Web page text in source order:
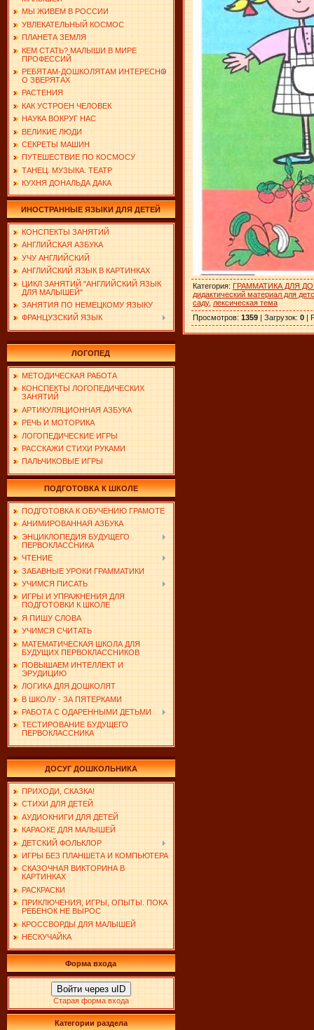
МЫ ЖИВЕМ В РОССИИ
УВЛЕКАТЕЛЬНЫЙ КОСМОС
ПЛАНЕТА ЗЕМЛЯ
КЕМ СТАТЬ? МАЛЫШИ В МИРЕ
ПРОФЕССИЙ
РЕБЯТАМ-ДОШКОЛЯТАМ ИНТЕРЕСНО
О ЗВЕРЯТАХ
РАСТЕНИЯ
КАК УСТРОЕН ЧЕЛОВЕК
НАУКА ВОКРУГ НАС
ВЕЛИКИЕ ЛЮДИ
СЕКРЕТЫ МАШИН
ПУТЕШЕСТВИЕ ПО КОСМОСУ
ТАНЕЦ. МУЗЫКА. ТЕАТР
КУХНЯ ДОНАЛЬДА ДАКА
ИНОСТРАННЫЕ ЯЗЫКИ ДЛЯ ДЕТЕЙ
КОНСПЕКТЫ ЗАНЯТИЙ
АНГЛИЙСКАЯ АЗБУКА
УЧУ АНГЛИЙСКИЙ
АНГЛИЙСКИЙ ЯЗЫК В КАРТИНКАХ
ЦИКЛ ЗАНЯТИЙ "АНГЛИЙСКИЙ ЯЗЫК
ДЛЯ МАЛЫШЕЙ"
ЗАНЯТИЯ ПО НЕМЕЦКОМУ ЯЗЫКУ
ФРАНЦУЗСКИЙ ЯЗЫК
ЛОГОПЕД
МЕТОДИЧЕСКАЯ РАБОТА
КОНСПЕКТЫ ЛОГОПЕДИЧЕСКИХ
ЗАНЯТИЙ
АРТИКУЛЯЦИОННАЯ АЗБУКА
РЕЧЬ И МОТОРИКА
ЛОГОПЕДИЧЕСКИЕ ИГРЫ
РАССКАЖИ СТИХИ РУКАМИ
ПАЛЬЧИКОВЫЕ ИГРЫ
ПОДГОТОВКА К ШКОЛЕ
ПОДГОТОВКА К ОБУЧЕНИЮ ГРАМОТЕ
АНИМИРОВАННАЯ АЗБУКА
ЭНЦИКЛОПЕДИЯ БУДУЩЕГО
ПЕРВОКЛАССНИКА
ЧТЕНИЕ
ЗАБАВНЫЕ УРОКИ ГРАММАТИКИ
УЧИМСЯ ПИСАТЬ
ИГРЫ И УПРАЖНЕНИЯ ДЛЯ
ПОДГОТОВКИ К ШКОЛЕ
Я ПИШУ СЛОВА
УЧИМСЯ СЧИТАТЬ
МАТЕМАТИЧЕСКАЯ ШКОЛА ДЛЯ
БУДУЩИХ ПЕРВОКЛАССНИКОВ
ПОВЫШАЕМ ИНТЕЛЛЕКТ И
ЭРУДИЦИЮ
ЛОГИКА ДЛЯ ДОШКОЛЯТ
В ШКОЛУ - ЗА ПЯТЕРКАМИ
РАБОТА С ОДАРЕННЫМИ ДЕТЬМИ
ТЕСТИРОВАНИЕ БУДУЩЕГО
ПЕРВОКЛАССНИКА
ДОСУГ ДОШКОЛЬНИКА
ПРИХОДИ, СКАЗКА!
СТИХИ ДЛЯ ДЕТЕЙ
АУДИОКНИГИ ДЛЯ ДЕТЕЙ
КАРАОКЕ ДЛЯ МАЛЫШЕЙ
ДЕТСКИЙ ФОЛЬКЛОР
ИГРЫ БЕЗ ПЛАНШЕТА И КОМПЬЮТЕРА
СКАЗОЧНАЯ ВИКТОРИНА В
КАРТИНКАХ
РАСКРАСКИ
ПРИКЛЮЧЕНИЯ, ИГРЫ, ОПЫТЫ. ПОКА
РЕБЕНОК НЕ ВЫРОС
КРОССВОРДЫ ДЛЯ МАЛЫШЕЙ
НЕСКУЧАЙКА
Форма входа
Войти через uID
Старая форма входа
Категории раздела
Категория: ГРАММАТИКА ДЛЯ
дидактический материал для детс
саду, лексическая тема
Просмотров: 1359 | Загрузок: 0 |